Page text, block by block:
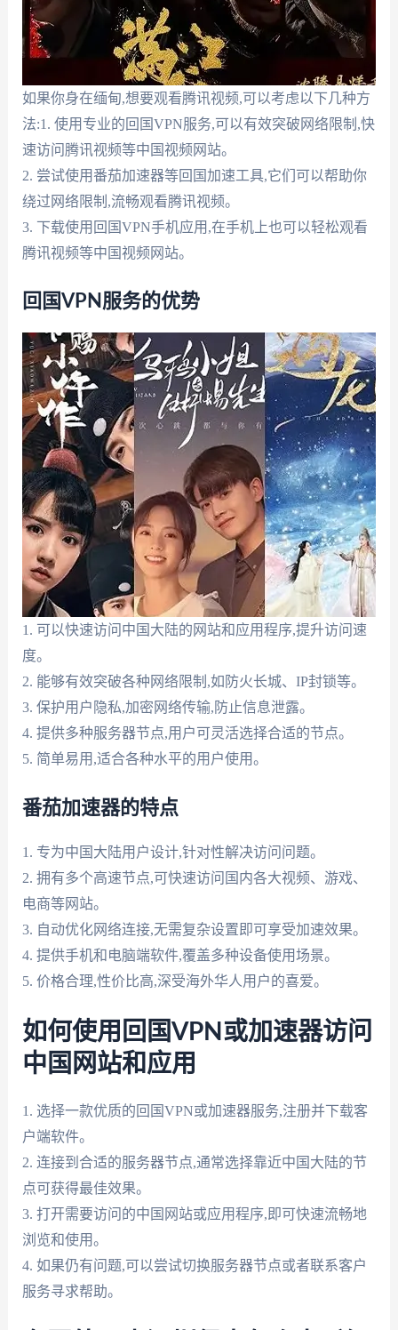
如果你身在缅甸,想要观看腾讯视频,可以考虑以下几种方
法:1. 使用专业的回国VPN服务,可以有效突破网络限制,快
速访问腾讯视频等中国视频网站。
2. 尝试使用番茄加速器等回国加速工具,它们可以帮助你
绕过网络限制,流畅观看腾讯视频。
3. 下载使用回国VPN手机应用,在手机上也可以轻松观看
腾讯视频等中国视频网站。
回国VPN服务的优势
1. 可以快速访问中国大陆的网站和应用程序,提升访问速
度。
2. 能够有效突破各种网络限制,如防火长城、IP封锁等。
3. 保护用户隐私,加密网络传输,防止信息泄露。
4. 提供多种服务器节点,用户可灵活选择合适的节点。
5. 简单易用,适合各种水平的用户使用。
番茄加速器的特点
1. 专为中国大陆用户设计,针对性解决访问问题。
2. 拥有多个高速节点,可快速访问国内各大视频、游戏、
电商等网站。
3. 自动优化网络连接,无需复杂设置即可享受加速效果。
4. 提供手机和电脑端软件,覆盖多种设备使用场景。
5. 价格合理,性价比高,深受海外华人用户的喜爱。
如何使用回国VPN或加速器访问
中国网站和应用
1. 选择一款优质的回国VPN或加速器服务,注册并下载客
户端软件。
2. 连接到合适的服务器节点,通常选择靠近中国大陆的节
点可获得最佳效果。
3. 打开需要访问的中国网站或应用程序,即可快速流畅地
浏览和使用。
4. 如果仍有问题,可以尝试切换服务器节点或者联系客户
服务寻求帮助。